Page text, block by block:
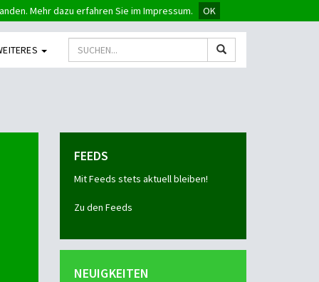
Mehr dazu erfahren Sie im Impressum. OK
FEEDS
Mit Feeds stets aktuell bleiben!
Zu den Feeds
NEUIGKEITEN